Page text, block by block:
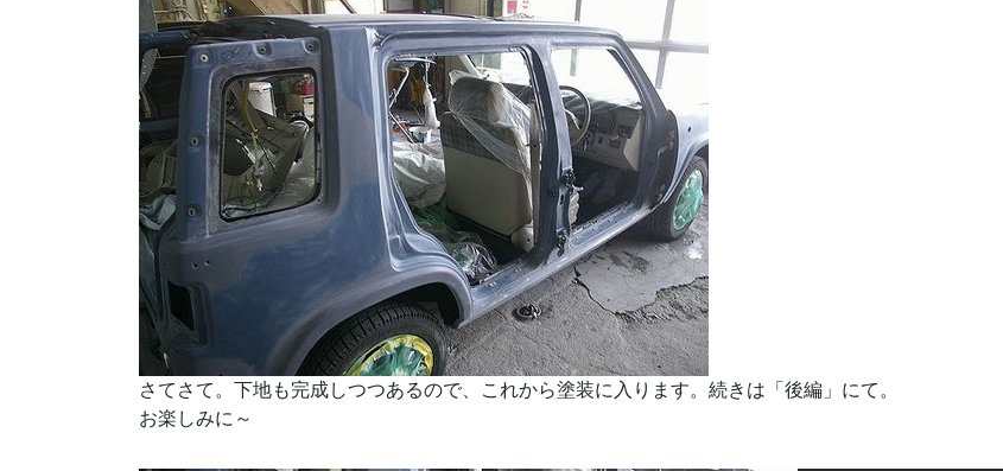
さてさて。下地も完成しつつあるので、これから塗装に入ります。続きは「後編」にて。
お楽しみに～